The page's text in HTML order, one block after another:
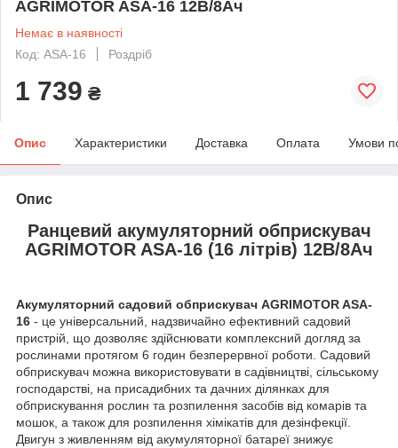
AGRIMOTOR ASA-16 12В/8Ач
Немає в наявності
Код: ASA-16
Роздріб
1 739 ₴
Опис Характеристики Доставка Оплата Умови
Опис
Ранцевий акумуляторний обприскувач
AGRIMOTOR ASA-16 (16 літрів) 12В/8Ач
Акумуляторний садовий обприскувач AGRIMOTOR ASA-
16 - це універсальний, надзвичайно ефективний садовий
пристрій, що дозволяє здійснювати комплексний догляд за
рослинами протягом 6 годин безперервної роботи. Садовий
обприскувач можна використовувати в садівництві, сільському
господарстві, на присадибних та дачних ділянках для
обприскування рослин та розпилення засобів від комарів та
мошок, а також для розпилення хімікатів для дезінфекції.
Двигун з живленням від акумуляторної батареї знижує